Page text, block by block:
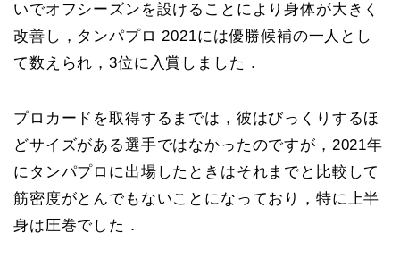
いでオフシーズンを設けることにより身体が大きく
改善し，タンパプロ 2021には優勝候補の一人とし
て数えられ，3位に入賞しました．
プロカードを取得するまでは，彼はびっくりするほ
どサイズがある選手ではなかったのですが，2021年
にタンパプロに出場したときはそれまでと比較して
筋密度がとんでもないことになっており，特に上半
身は圧巻でした．